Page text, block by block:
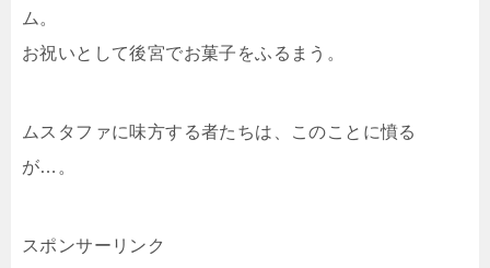
ム。
お祝いとして後宮でお菓子をふるまう。
ムスタファに味方する者たちは、このことに憤る
が…。
スポンサーリンク